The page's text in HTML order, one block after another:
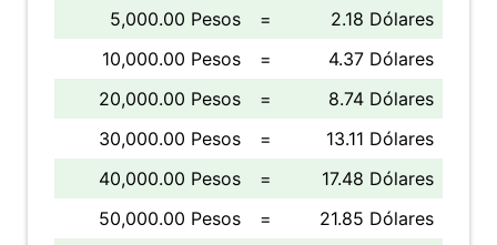
5,000.00 Pesos
=
2.18 Dólares
10,000.00 Pesos
=
4.37 Dólares
20,000.00 Pesos
=
8.74 Dólares
30,000.00 Pesos
=
13.11 Dólares
40,000.00 Pesos
=
17.48 Dólares
50,000.00 Pesos
= 21.85 Dólares